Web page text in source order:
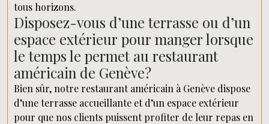
tous horizons.
Disposez-vous d’une terrasse ou d’un
espace extérieur pour manger lorsque
le temps le permet au restaurant
américain de Genève?
Bien sûr, notre restaurant américain à Genève dispose
d’une terrasse accueillante et d’un espace extérieur
pour que nos clients puissent profiter de leur repas en